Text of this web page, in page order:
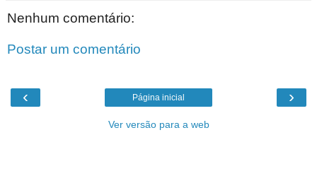
Nenhum comentário:
Postar um comentário
‹ ›
Página inicial
Ver versão para a web